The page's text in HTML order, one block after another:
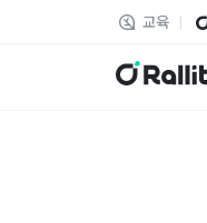
교육
랠릿